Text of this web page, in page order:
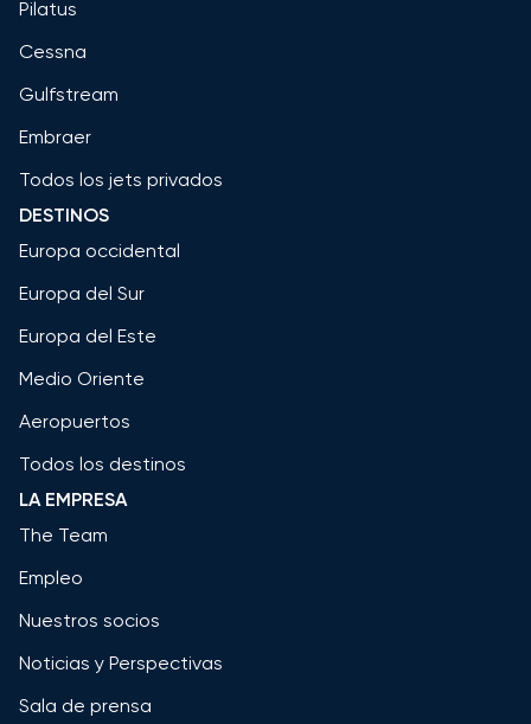
Pilatus
Cessna
Gulfstream
Embraer
Todos los jets privados
DESTINOS
Europa occidental
Europa del Sur
Europa del Este
Medio Oriente
Aeropuertos
Todos los destinos
LA EMPRESA
The Team
Empleo
Nuestros socios
Noticias y Perspectivas
Sala de prensa